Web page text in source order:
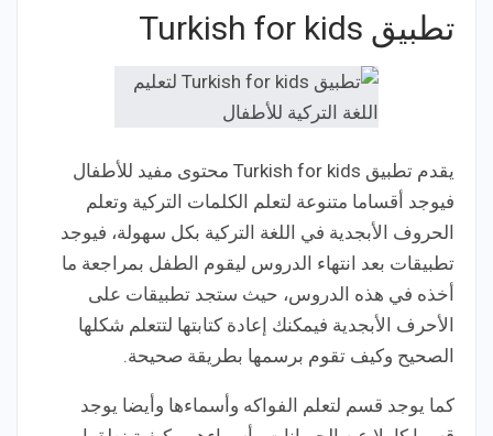
تطبيق Turkish for kids
يقدم تطبيق Turkish for kids محتوى مفيد للأطفال
فيوجد أقساما متنوعة لتعلم الكلمات التركية وتعلم
الحروف الأبجدية في اللغة التركية بكل سهولة، فيوجد
تطبيقات بعد انتهاء الدروس ليقوم الطفل بمراجعة ما
أخذه في هذه الدروس، حيث ستجد تطبيقات على
الأحرف الأبجدية فيمكنك إعادة كتابتها لتتعلم شكلها
الصحيح وكيف تقوم برسمها بطريقة صحيحة.
كما يوجد قسم لتعلم الفواكه وأسماءها وأيضا يوجد